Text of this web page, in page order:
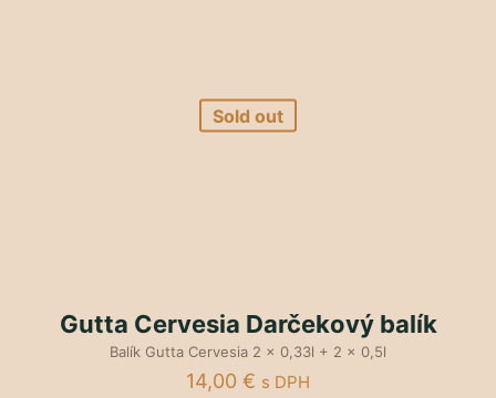
Sold out
Gutta Cervesia Darčekový balík
Balík Gutta Cervesia 2 x 0,33l + 2 x 0,5l
14,00 € s DPH